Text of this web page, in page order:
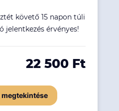
követő 15 napon túli
jelentkezés érvényes!
22 500 Ft
megtekintése